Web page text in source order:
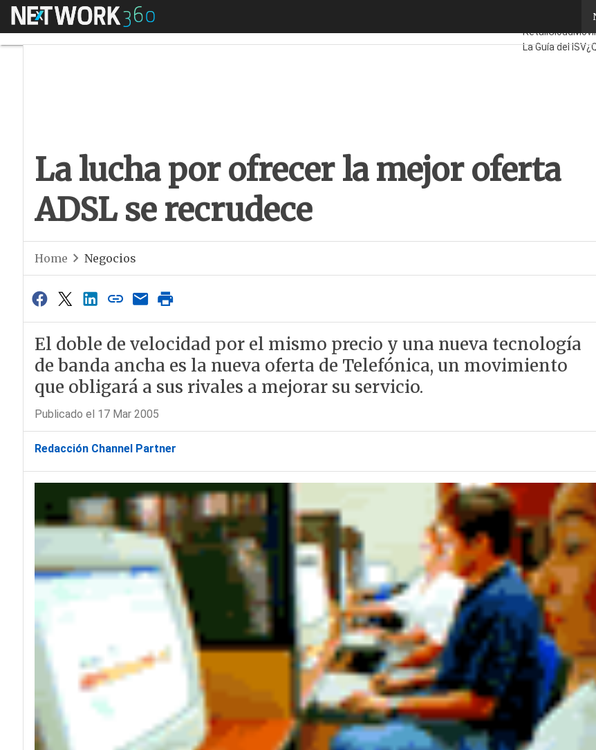
Menú
RetailCloud
La Guía del ISV
La lucha por ofrecer la mejor oferta
ADSL se recrudece
Home Negocios
El doble de velocidad por el mismo precio y una nueva tecnología
de banda ancha es la nueva oferta de Telefónica, un movimiento
que obligará a sus rivales a mejorar su servicio.
Publicado el 17 Mar 2005
Redacción Channel Partner